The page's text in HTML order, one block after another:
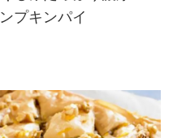
ンプキンパイ